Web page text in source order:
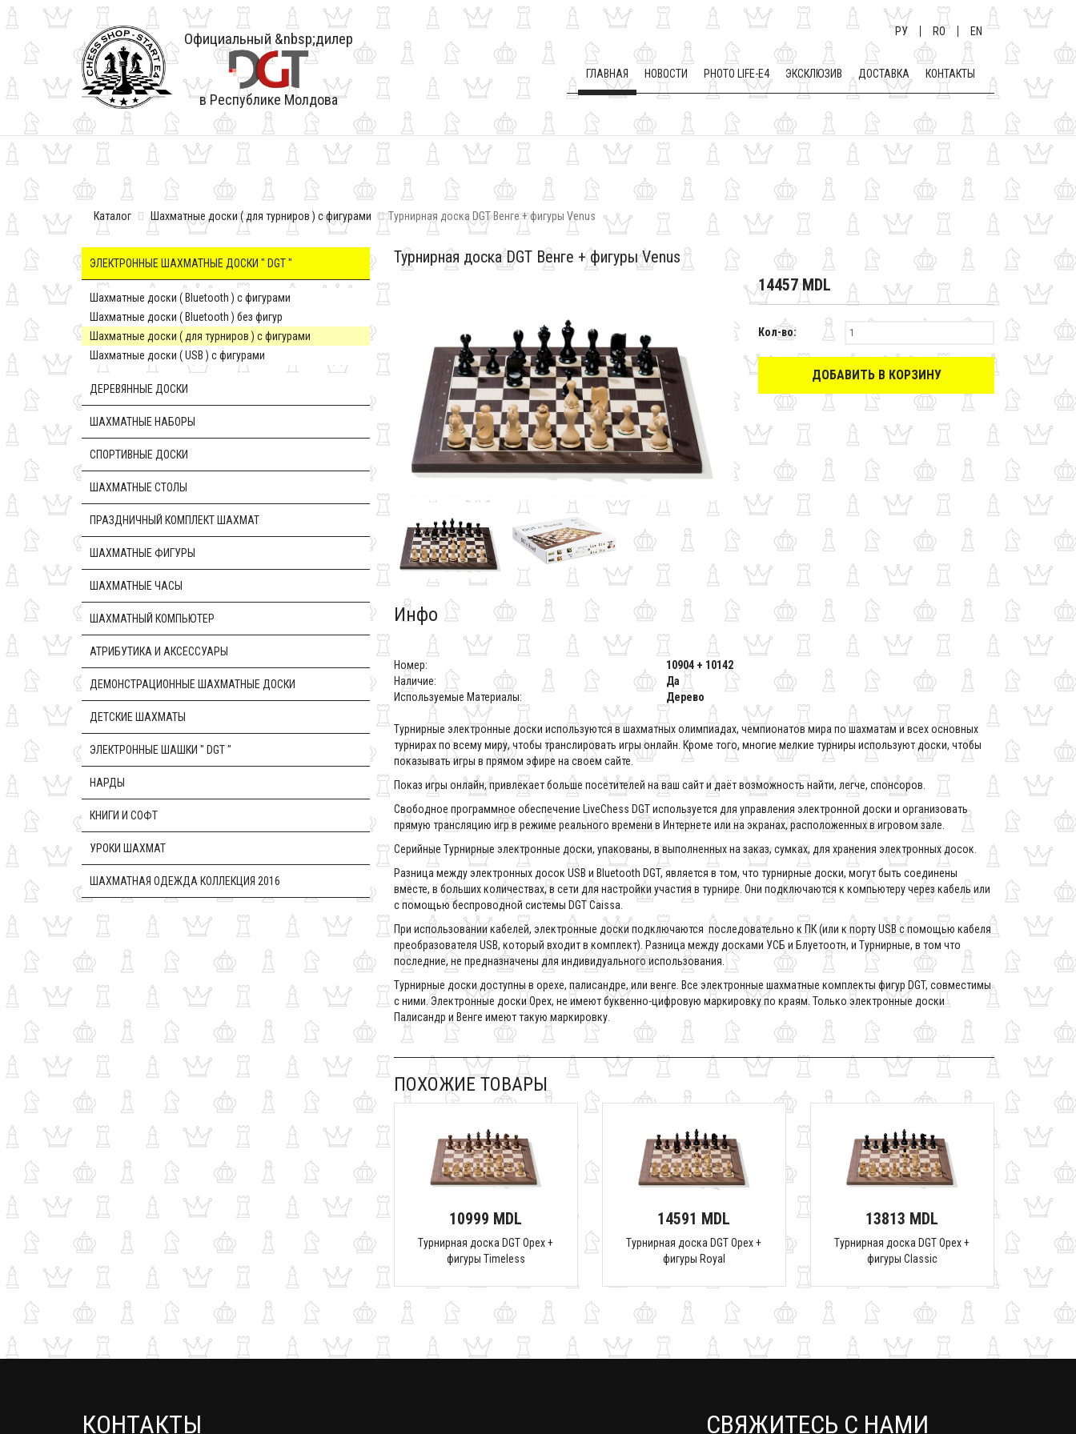
Официальный &nbsp;дилер
в Республике Молдова
РУ RO EN
ГЛАВНАЯ НОВОСТИ PHOTO LIFE-E4 ЭКСКЛЮЗИВ ДОСТАВКА КОНТАКТЫ
Каталог Шахматные доски ( для турниров ) c фигурами Турнирная доска DGT Венге + фигуры Venus
ЭЛЕКТРОННЫЕ ШАХМАТНЫЕ ДОСКИ " DGT "
Шахматные доски ( Bluetooth ) с фигурами
Шахматные доски ( Bluetooth ) без фигур
Шахматные доски ( для турниров ) c фигурами
Шахматные доски ( USB ) с фигурами
ДЕРЕВЯННЫЕ ДОСКИ
ШАХМАТНЫЕ НАБОРЫ
CПОРТИВНЫЕ ДОСКИ
ШАХМАТНЫЕ СТОЛЫ
ПРАЗДНИЧНЫЙ КОМПЛЕКТ ШАХМАТ
ШАХМАТНЫЕ ФИГУРЫ
ШАХМАТНЫЕ ЧАСЫ
ШАХМАТНЫЙ КОМПЬЮТЕР
АТРИБУТИКА И АКСЕССУАРЫ
ДЕМОНСТРАЦИОННЫЕ ШАХМАТНЫЕ ДОСКИ
ДЕТСКИЕ ШАХМАТЫ
ЭЛЕКТРОННЫЕ ШАШКИ " DGT "
НАРДЫ
КНИГИ И СОФТ
УРОКИ ШАХМАТ
ШАХМАТНАЯ ОДЕЖДА КОЛЛЕКЦИЯ 2016
Турнирная доска DGT Венге + фигуры Venus
14457 MDL
Кол-во:
ДОБАВИТЬ В КОРЗИНУ
Инфо
Номер:
10904 + 10142
Наличие:
Да
Используемые Материалы:
Дерево
Турнирные электронные доски используются в шахматных олимпиадах, чемпионатов мира по шахматам и всех основных
турнирах по всему миру, чтобы транслировать игры онлайн. Кроме того, многие мелкие турниры используют доски, чтобы
показывать игры в прямом эфире на своем сайте.
Показ игры онлайн, привлекает больше посетителей на ваш сайт и даёт возможность найти, легче, спонсоров.
Свободное программное обеспечение LiveChess DGT используется для управления электронной доски и организовать
прямую трансляцию игр в режиме реального времени в Интернетe или на экранах, расположенных в игровом зале.
Серийные Турнирные электронные доски, упакованы, в выполненных на заказ, сумках, для хранения электронных досок.
Разница между электронных досок USB и Bluetooth DGT, является в том, что турнирные доски, могут быть соединены
вместе, в больших количествах, в сети для настройки участия в турнире. Они подключаются к компьютеру через кабель или
с помощью беспроводной системы DGT Caissa.
При использовании кабелей, электронные доски подключаются последовательно к ПК (или к порту USB с помощью кабеля
преобразователя USB, который входит в комплект). Разницa между досками УСБ и Блуетоотн, и Турнирные, в том что
последние, не предназначены для индивидуального использования.
Турнирные доски доступны в орехе, палисандре, или венге. Все электронные шахматные комплекты фигур DGT, совместимы
с ними. Электронные доски Орех, не имеют буквенно-цифровую маркировку по краям. Только электронные доски
Палисандр и Венге имеют такую маркировку.
ПОХОЖИЕ ТОВАРЫ
10999 MDL
Турнирная доска DGT Орех +
фигуры Timeless
14591 MDL
Турнирная доска DGT Орех +
фигуры Royal
13813 MDL
Турнирная доска DGT Орех +
фигуры Classic
КОНТАКТЫ СВЯЖИТЕСЬ С НАМИ